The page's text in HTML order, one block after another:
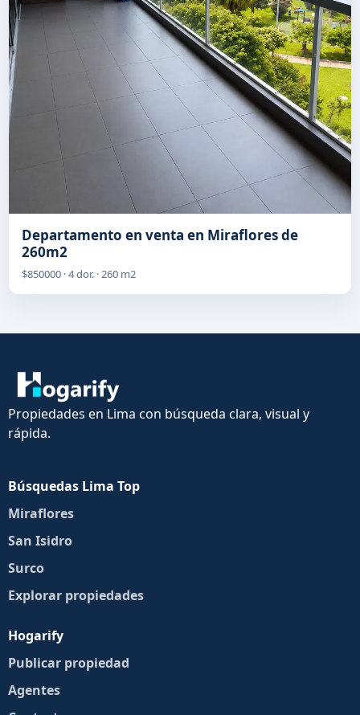
Departamento en venta en Miraflores de
260m2
$850000 · 4 dor. · 260 m2
Propiedades en Lima con búsqueda clara, visual y
rápida.
Búsquedas Lima Top
Miraflores
San Isidro
Surco
Explorar propiedades
Hogarify
Publicar propiedad
Agentes